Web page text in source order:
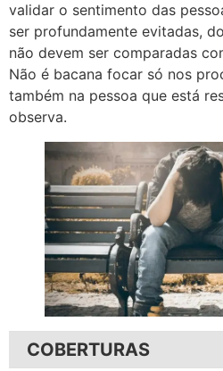
validar o sentimento das
ser profundamente evitadas,
não devem ser comparadas
Não é bacana focar só nos
também na pessoa que está
observa.
COBERTURAS